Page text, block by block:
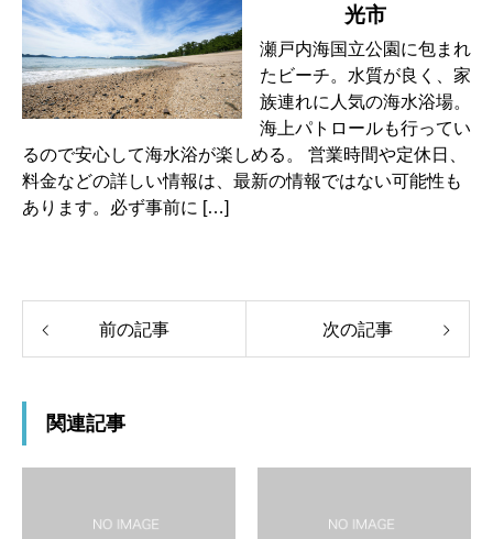
光市
瀬戸内海国立公園に包まれ
たビーチ。水質が良く、家
族連れに人気の海水浴場。
海上パトロールも行ってい
るので安心して海水浴が楽しめる。 営業時間や定休日、
料金などの詳しい情報は、最新の情報ではない可能性も
あります。必ず事前に […]
前の記事 次の記事
関連記事